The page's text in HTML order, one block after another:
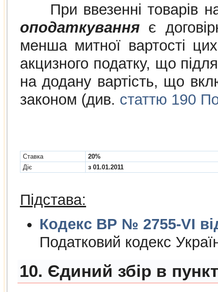
При ввезенні товарів
оподаткуванняє
менша митної вартості
акцизного податку, що
на додану вартість, що
законом (див. статтю 190
Cтавка
20%
Діє
з 01.01.2011
Підстава:
Кодекс ВР № 2755-VI
Податковий кодекс
10. Єдиний збір в